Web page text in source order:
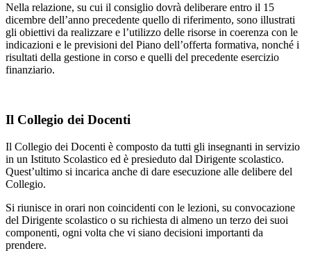
Nella relazione, su cui il consiglio dovrà deliberare entro il 15
dicembre dell’anno precedente quello di riferimento, sono illustrati
gli obiettivi da realizzare e l’utilizzo delle risorse in coerenza con le
indicazioni e le previsioni del Piano dell’offerta formativa, nonché i
risultati della gestione in corso e quelli del precedente esercizio
finanziario.
Il Collegio dei Docenti
Il Collegio dei Docenti è composto da tutti gli insegnanti in servizio
in un Istituto Scolastico ed è presieduto dal Dirigente scolastico.
Quest’ultimo si incarica anche di dare esecuzione alle delibere del
Collegio.
Si riunisce in orari non coincidenti con le lezioni, su convocazione
del Dirigente scolastico o su richiesta di almeno un terzo dei suoi
componenti, ogni volta che vi siano decisioni importanti da
prendere.